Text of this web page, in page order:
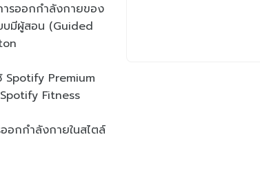
ารออกกำลังกายของ
บมีผู้สอน (Guided
Spotify Premium
Fitness
อกกำลังกายในสไตล์